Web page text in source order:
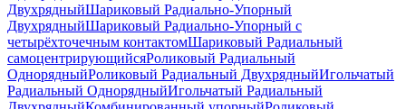
ДвухрядныйШариковый Радиально-Упорный
ДвухрядныйШариковый Радиально-Упорный с
четырёхточечным контактомШариковый Радиальный
самоцентрирующийсяРоликовый Радиальный
ОднорядныйРоликовый Радиальный ДвухрядныйИгольчатый
Радиальный ОднорядныйИгольчатый Радиальный